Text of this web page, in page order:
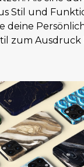
Stil und
deine
zum Ausdruck